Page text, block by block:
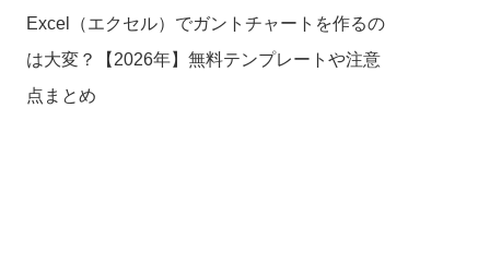
Excel（エクセル）でガントチャートを作るの
は大変？【2026年】無料テンプレートや注意
点まとめ